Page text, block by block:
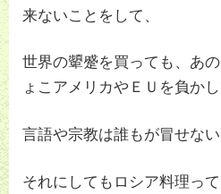
来ないことをして、
世界の顰蹙を買っても、あ
ょこアメリカやＥＵを負かし
言語や宗教は誰もが冒せな
それにしてもロシア料理って